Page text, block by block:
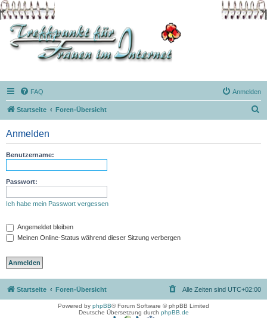
FAQ Anmelden
Startseite Foren-Übersicht
Anmelden
Benutzername:
Passwort:
Ich habe mein Passwort vergessen
Angemeldet bleiben
Meinen Online-Status während dieser Sitzung verbergen
Startseite Foren-Übersicht Alle Zeiten sind UTC+02:00
Powered by phpBB® Forum Software © phpBB Limited
Deutsche Übersetzung durch phpBB.de